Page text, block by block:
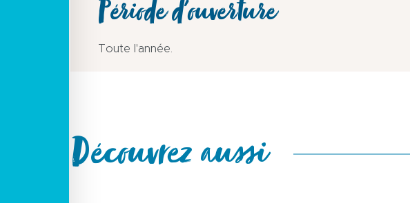
Période d'ouverture
Toute l'année.
Découvrez aussi